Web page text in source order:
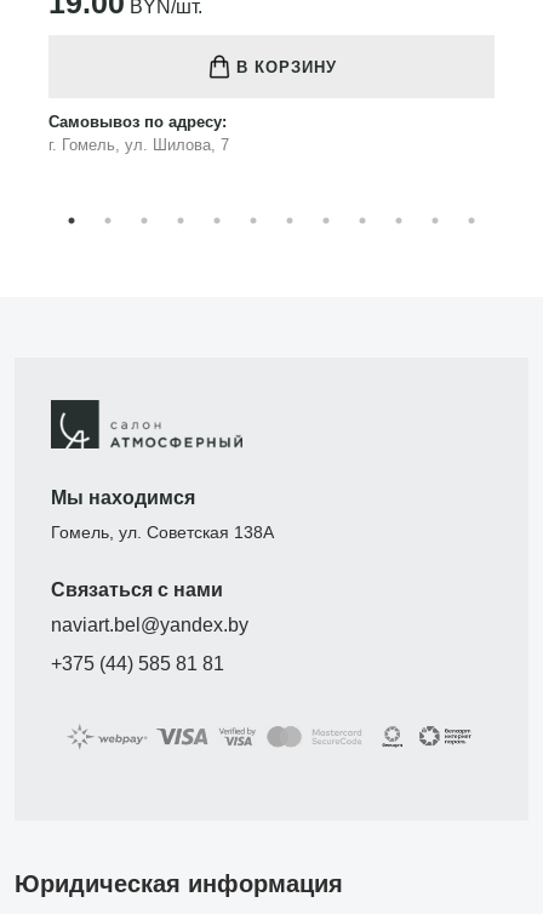
BYN/шт.
В КОРЗИНУ
Самовывоз по адресу:
г. Гомель, ул. Шилова, 7
Мы находимся
Гомель, ул. Советская 138А
Связаться с нами
naviart.bel@yandex.by
+375 (44) 585 81 81
Юридическая информация